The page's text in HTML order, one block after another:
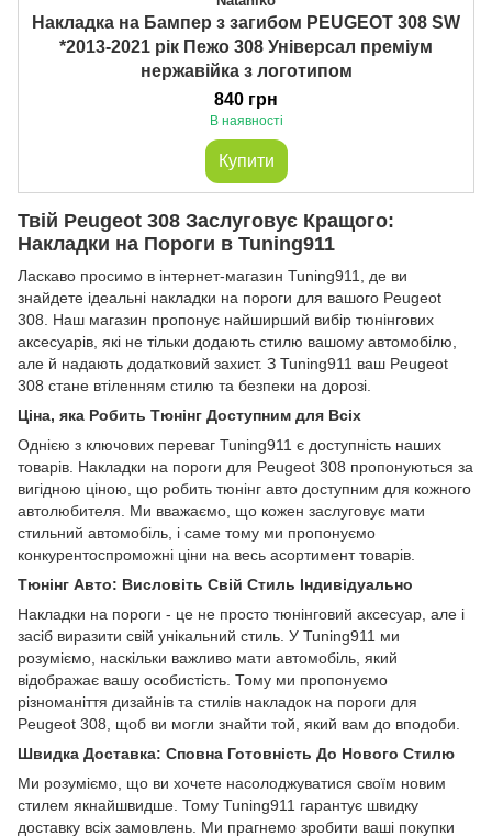
Накладка на Бампер з загибом PEUGEOT 308 SW
*2013-2021 рік Пежо 308 Універсал преміум
нержавійка з логотипом
840 грн
В наявності
Купити
Твій Peugeot 308 Заслуговує Кращого:
Накладки на Пороги в Tuning911
Ласкаво просимо в інтернет-магазин Tuning911, де ви
знайдете ідеальні накладки на пороги для вашого Peugeot
308. Наш магазин пропонує найширший вибір тюнінгових
аксесуарів, які не тільки додають стилю вашому автомобілю,
але й надають додатковий захист. З Tuning911 ваш Peugeot
308 стане втіленням стилю та безпеки на дорозі.
Ціна, яка Робить Тюнінг Доступним для Всіх
Однією з ключових переваг Tuning911 є доступність наших
товарів. Накладки на пороги для Peugeot 308 пропонуються за
вигідною ціною, що робить тюнінг авто доступним для кожного
автолюбителя. Ми вважаємо, що кожен заслуговує мати
стильний автомобіль, і саме тому ми пропонуємо
конкурентоспроможні ціни на весь асортимент товарів.
Тюнінг Авто: Висловіть Свій Стиль Індивідуально
Накладки на пороги - це не просто тюнінговий аксесуар, але і
засіб виразити свій унікальний стиль. У Tuning911 ми
розуміємо, наскільки важливо мати автомобіль, який
відображає вашу особистість. Тому ми пропонуємо
різноманіття дизайнів та стилів накладок на пороги для
Peugeot 308, щоб ви могли знайти той, який вам до вподоби.
Швидка Доставка: Сповна Готовність До Нового Стилю
Ми розуміємо, що ви хочете насолоджуватися своїм новим
стилем якнайшвидше. Тому Tuning911 гарантує швидку
доставку всіх замовлень. Ми прагнемо зробити ваші покупки